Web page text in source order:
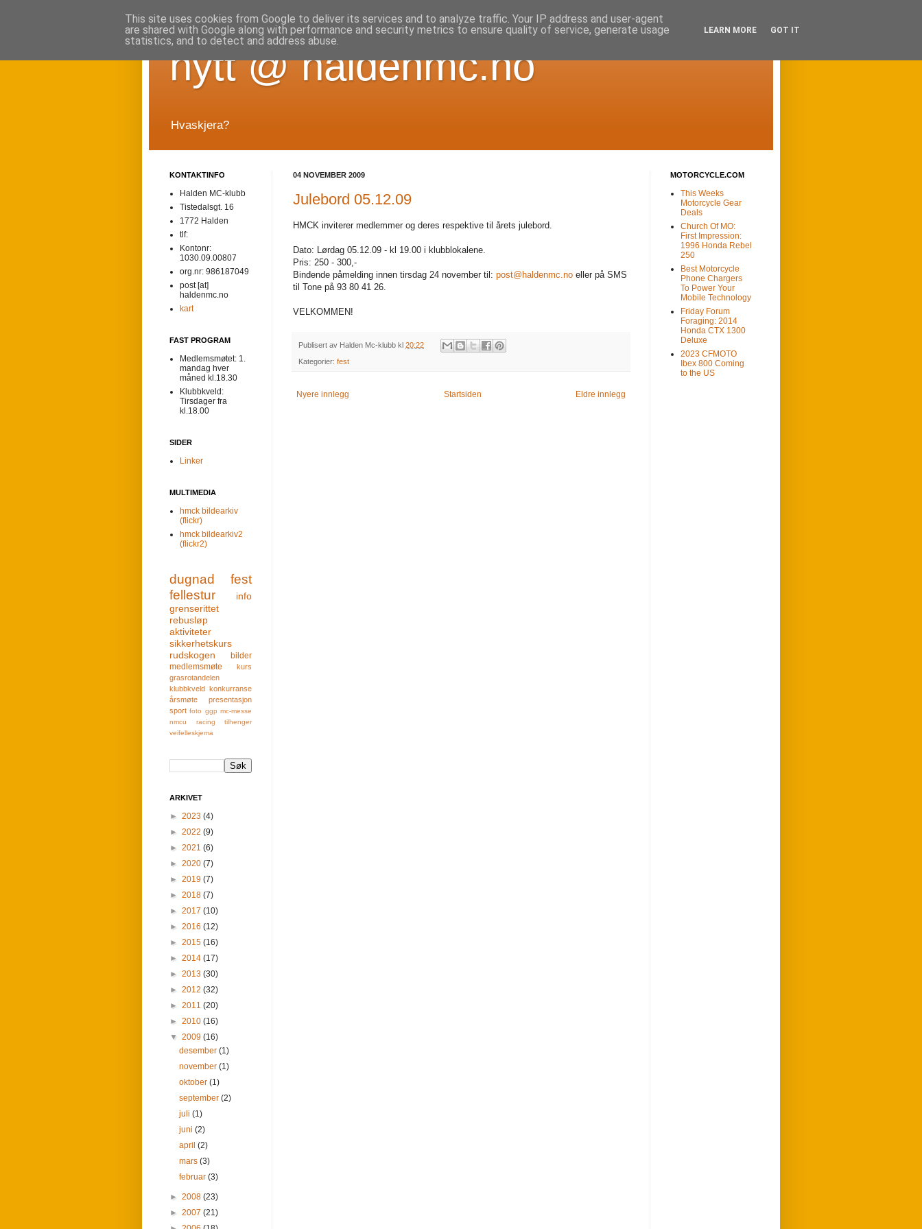
nytt @ haldenmc.no
Hvaskjera?
04 NOVEMBER 2009
Julebord 05.12.09
HMCK inviterer medlemmer og deres respektive til årets julebord.
Dato: Lørdag 05.12.09 - kl 19.00 i klubblokalene.
Pris: 250 - 300,-
Bindende påmelding innen tirsdag 24 november til: post@haldenmc.no eller på SMS
til Tone på 93 80 41 26.
VELKOMMEN!
Publisert av Halden Mc-klubb kl 20:22
Kategorier: fest
Nyere innlegg Eldre innlegg
Startsiden
KONTAKTINFO
Halden MC-klubb
Tistedalsgt. 16
1772 Halden
tlf:
Kontonr:
1030.09.00807
org.nr: 986187049
post [at]
haldenmc.no
kart
FAST PROGRAM
Medlemsmøtet: 1.
mandag hver
måned kl.18.30
Klubbkveld:
Tirsdager fra
kl.18.00
SIDER
Linker
MULTIMEDIA
hmck bildearkiv
(flickr)
hmck bildearkiv2
(flickr2)
dugnad
fest
fellestur
info
grenserittet
rebusløp
aktiviteter
sikkerhetskurs
rudskogen
bilder
medlemsmøte
kurs
grasrotandelen
klubbkveld
konkurranse
årsmøte
presentasjon
sport foto ggp mc-messe
nmcu
racing
tilhenger
veifelleskjema
ARKIVET
► 2023 (4)
► 2022 (9)
► 2021 (6)
► 2020 (7)
► 2019 (7)
► 2018 (7)
► 2017 (10)
► 2016 (12)
► 2015 (16)
► 2014 (17)
► 2013 (30)
► 2012 (32)
► 2011 (20)
► 2010 (16)
▼ 2009 (16)
desember(1)
november(1)
oktober(1)
september(2)
juli(1)
juni(2)
april(2)
mars(3)
februar(3)
► 2008 (23)
► 2007 (21)
MOTORCYCLE.COM
This Weeks
Motorcycle Gear
Deals
Church Of MO:
First Impression:
1996 Honda Rebel
250
Best Motorcycle
Phone Chargers
To Power Your
Mobile Technology
Friday Forum
Foraging: 2014
Honda CTX 1300
Deluxe
2023 CFMOTO
Ibex 800 Coming
to the US
This site uses cookies from Google to deliver its services and to analyze traffic. Your IP address and user-agent
are shared with Google along with performance and security metrics to ensure quality of service, generate usage
statistics, and to detect and address abuse.
LEARN MORE GOT IT